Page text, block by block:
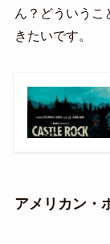
ん？どういうこ
きたいです。
アメリカン・